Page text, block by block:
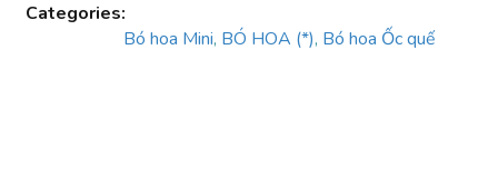
Categories:
Bó hoa Mini, BÓ HOA (*), Bó hoa Ốc quế